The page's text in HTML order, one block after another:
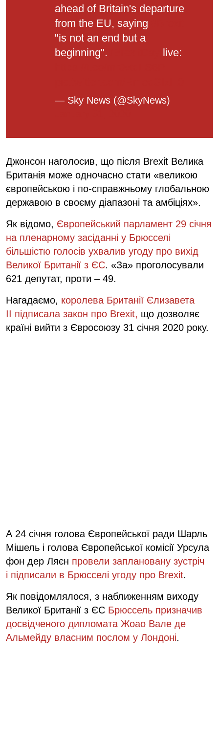
ahead of Britain's departure
from the EU, saying
"is not an end but a
beginning".
live:
— Sky News (@SkyNews)
Джонсон наголосив, що після Brexit Велика
Британія може одночасно стати «великою
європейською і по-справжньому глобальною
державою в своєму діапазоні та амбіціях».
Як відомо, Європейський парламент 29 січня
на пленарному засіданні у Брюсселі
більшістю голосів ухвалив угоду про вихід
Великої Британії з ЄС. «За» проголосували
621 депутат, проти – 49.
Нагадаємо, королева Британії Єлизавета
II підписала закон про Brexit, що дозволяє
країні вийти з Євросоюзу 31 січня 2020 року.
А 24 січня голова Європейської ради Шарль
Мішель і голова Європейської комісії Урсула
фон дер Ляєн провели заплановану зустріч
і підписали в Брюсселі угоду про Brexit.
Як повідомлялося, з наближенням виходу
Великої Британії з ЄС Брюссель призначив
досвідченого дипломата Жоао Вале де
Альмейду власним послом у Лондоні.